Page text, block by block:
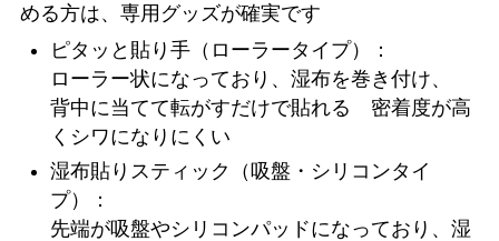
める方は、専用グッズが確実です
ピタッと貼り手（ローラータイプ）：
ローラー状になっており、湿布を巻き付け、
背中に当てて転がすだけで貼れる 密着度が高
くシワになりにくい
湿布貼りスティック（吸盤・シリコンタイ
プ）：
先端が吸盤やシリコンパッドになっており、湿